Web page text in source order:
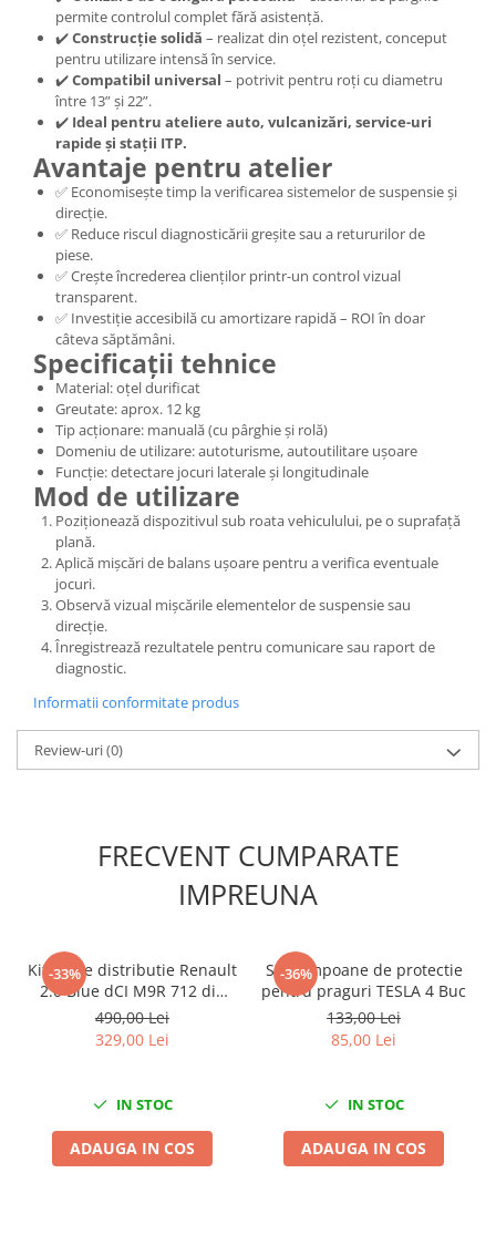
Nissan
Opel
Peugeot
Renault
Rover
Saab
Seat
Skoda
Suzuki
Universale
Volkswagen
Scule pentru tinichigerie
Scule Pneumatice
Accesorii Pneumatice
Alte scule pneumatice
Chei cu clichet
Compresoare
Filtre Pneumatice
Furtune Aer Comprimat
Masini de gaurit si taiat
Pistoale de vopsit
Pistoale Pneumatice
Scule pentru nituit si capsat
Slefuitoare Pneumatice
Scule speciale
Rulmenti,Bucsi si Extractoare
Sistem franare
Sistem Vibro-Power
Sisteme de ridicare si sustinere
Capre Auto
Surubelnite Si Biti
Truse de biti
Truse de surubelnite
permite controlul complet fără asistență.
✔️Construcție solidă – realizat din oțel rezistent, conceput
pentru utilizare intensă în service.
✔️Compatibil universal – potrivit pentru roți cu diametru
între 13” și 22”.
✔️ Ideal pentru ateliere auto, vulcanizări, service-uri
rapide și stații ITP.
Avantaje pentru atelier
✅ Economisește timp la verificarea sistemelor de suspensie și
direcție.
✅ Reduce riscul diagnosticării greșite sau a retururilor de
piese.
✅ Crește încrederea clienților printr-un control vizual
transparent.
✅ Investiție accesibilă cu amortizare rapidă – ROI în doar
câteva săptămâni.
Specificații tehnice
Material: oțel durificat
Greutate: aprox. 12 kg
Tip acționare: manuală (cu pârghie și rolă)
Domeniu de utilizare: autoturisme, autoutilitare ușoare
Funcție: detectare jocuri laterale și longitudinale
Mod de utilizare
Poziționează dispozitivul sub roata vehiculului, pe o suprafață
plană.
Aplică mișcări de balans ușoare pentru a verifica eventuale
jocuri.
Observă vizual mișcările elementelor de suspensie sau
direcție.
Înregistrează rezultatele pentru comunicare sau raport de
diagnostic.
Informatii conformitate produs
Review-uri(0)
FRECVENT CUMPARATE
IMPREUNA
-33%
Kit fixare distributie Renault
2.0 Blue dCI M9R 712 din
2020
490,00 Lei
329,00 Lei
IN STOC
ADAUGA IN COS
-36%
Set tampoane de protectie
pentru praguri TESLA 4 Buc
133,00 Lei
85,00 Lei
IN STOC
ADAUGA IN COS